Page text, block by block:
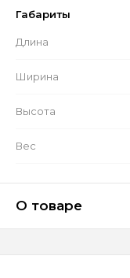
Габариты
Длина
Ширина
Высота
Вес
О товаре